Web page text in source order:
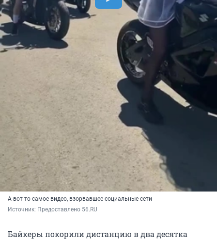
А вот то самое видео, взорвавшее социальные сети
Источник: Предоставлено 56.RU
Байкеры покорили дистанцию в два десятка